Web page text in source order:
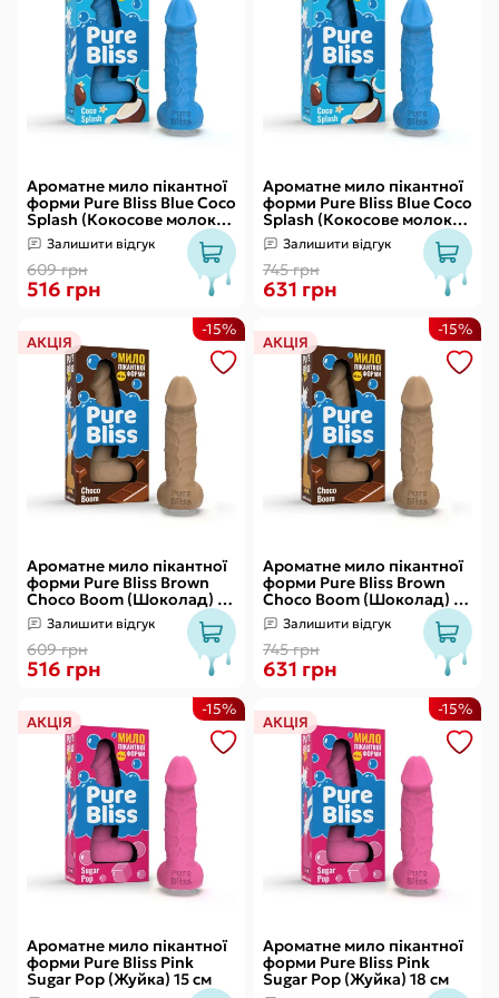
Ароматне мило пікантної
форми Pure Bliss Blue Coco
Splash (Кокосове молоко)
15 смЗалишити відгук
609 грн
516 грн
Ароматне мило пікантної
форми Pure Bliss Blue Coco
Splash (Кокосове молоко)
18 смЗалишити відгук
745 грн
631 грн
АКЦІЯ
Ароматне мило пікантної
форми Pure Bliss Brown
Choco Boom (Шоколад) 15
см Залишити відгук
609 грн
-15%
516 грн
АКЦІЯ
Ароматне мило пікантної
форми Pure Bliss Brown
Choco Boom (Шоколад) 18
см Залишити відгук
745 грн
-15%
631 грн
АКЦІЯ
Ароматне мило пікантної
форми Pure Bliss Pink
Sugar Pop (Жуйка) 15 см
-15%
АКЦІЯ
Ароматне мило пікантної
форми Pure Bliss Pink
Sugar Pop (Жуйка) 18 см
-15%